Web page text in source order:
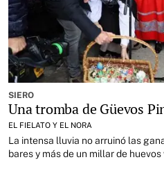
SIERO
Una tromba de Güevos
EL FIELATO Y EL NORA
La intensa lluvia no arruinó las
bares y más de un millar de huevos